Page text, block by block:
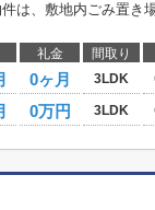
は、敷地内ごみ置き
礼金 間取り
0ヶ月 3LDK
0万円 3LDK